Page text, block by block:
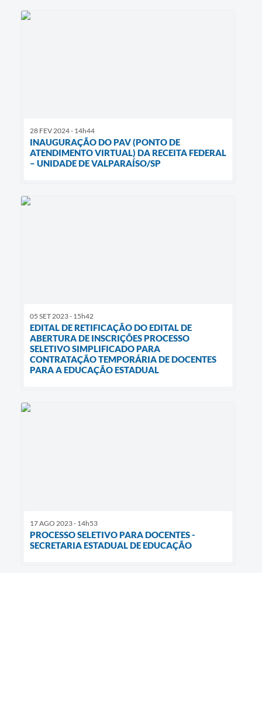
28 FEV 2024 - 14h44
INAUGURAÇÃO DO PAV (PONTO DE
ATENDIMENTO VIRTUAL) DA RECEITA FEDERAL
– UNIDADE DE VALPARAÍSO/SP
05 SET 2023 - 15h42
EDITAL DE RETIFICAÇÃO DO EDITAL DE
ABERTURA DE INSCRIÇÕES PROCESSO
SELETIVO SIMPLIFICADO PARA
CONTRATAÇÃO TEMPORÁRIA DE DOCENTES
PARA A EDUCAÇÃO ESTADUAL
17 AGO 2023 - 14h53
PROCESSO SELETIVO PARA DOCENTES -
SECRETARIA ESTADUAL DE EDUCAÇÃO